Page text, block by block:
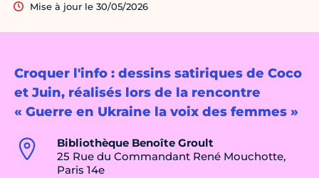
Croquer l'info : dessins satiriques de Coco
et Juin, réalisés lors de la rencontre
« Guerre en Ukraine la voix des femmes »
Bibliothèque Benoîte Groult
25 Rue du Commandant René Mouchotte,
Paris 14e
Mise à jour le 30/05/2026